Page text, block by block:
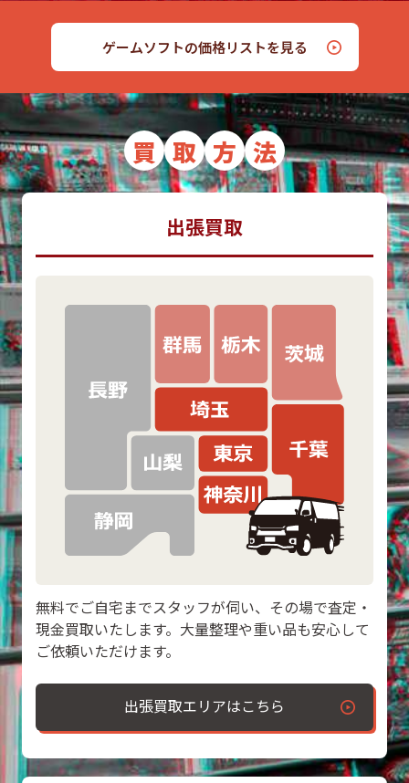
ゲームソフトの価格リストを見る
買 取 方 法
出張買取
無料でご自宅までスタッフが伺い、その場で査定・
現金買取いたします。大量整理や重い品も安心して
ご依頼いただけます。
出張買取エリアはこちら